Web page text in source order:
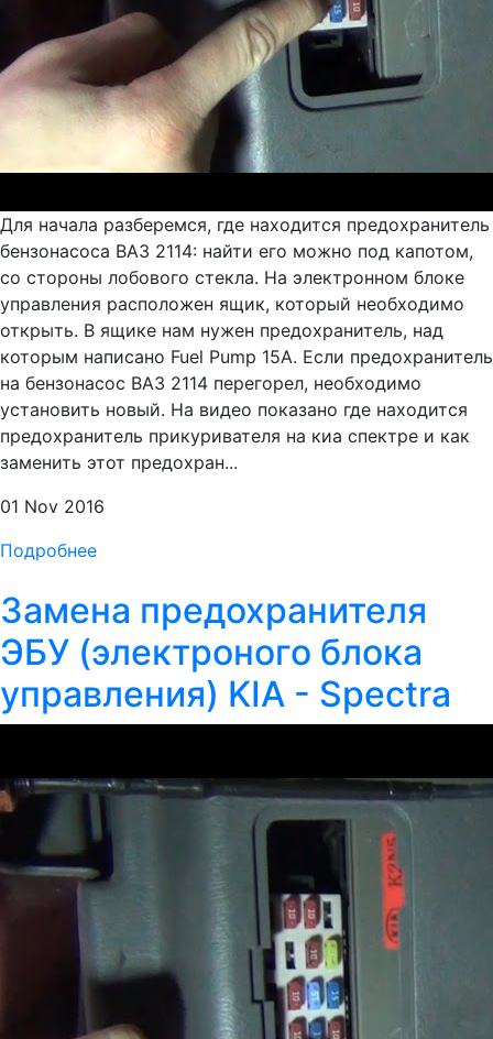
Для начала разберемся, где находится предохранитель
бензонасоса ВАЗ 2114: найти его можно под капотом,
со стороны лобового стекла. На электронном блоке
управления расположен ящик, который необходимо
открыть. В ящике нам нужен предохранитель, над
которым написано Fuel Pump 15A. Если предохранитель
на бензонасос ВАЗ 2114 перегорел, необходимо
установить новый. На видео показано где находится
предохранитель прикуривателя на киа спектре и как
заменить этот предохран...
01 Nov 2016
Подробнее
Замена предохранителя
ЭБУ (электроного блока
управления) KIA - Spectra